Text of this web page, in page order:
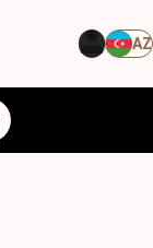
AZ